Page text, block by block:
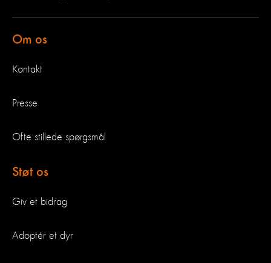
Om os
Kontakt
Presse
Ofte stillede spørgsmål
Støt os
Giv et bidrag
Adoptér et dyr